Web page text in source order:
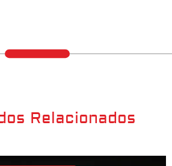
Relacionados